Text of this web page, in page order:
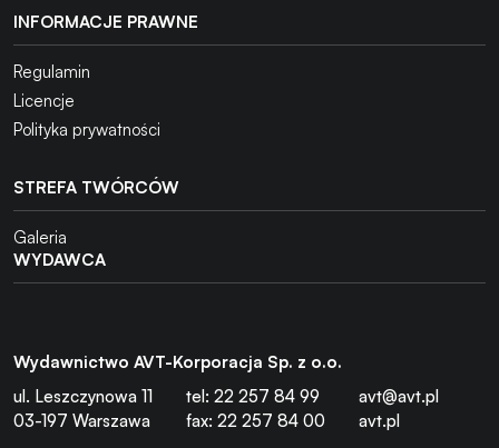
INFORMACJE PRAWNE
Regulamin
Licencje
Polityka prywatności
STREFA TWÓRCÓW
Galeria
WYDAWCA
Wydawnictwo AVT-Korporacja Sp. z o.o.
ul. Leszczynowa 11
03-197 Warszawa
tel: 22 257 84 99
fax: 22 257 84 00
avt@avt.pl
avt.pl